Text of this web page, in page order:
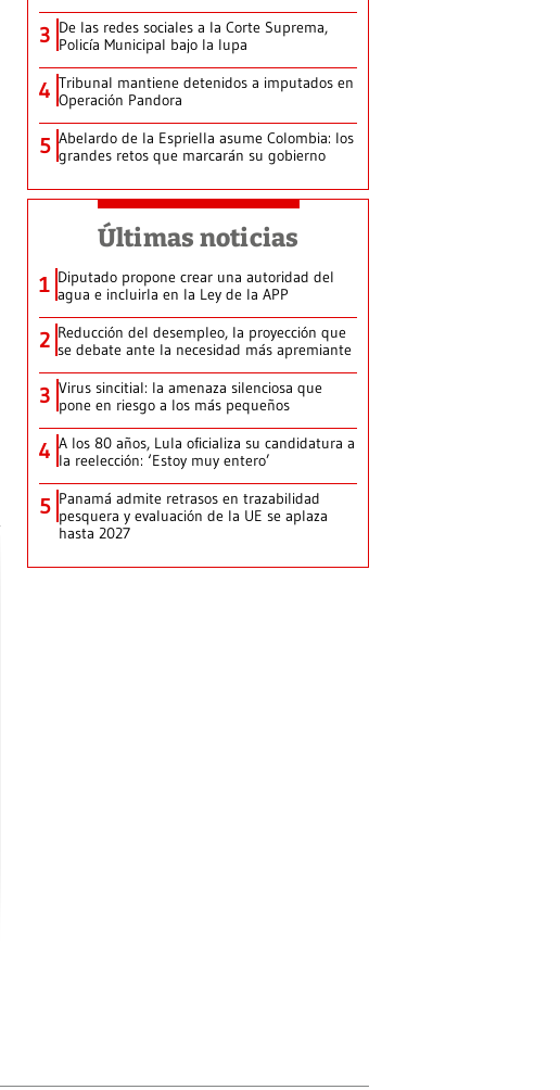
3 De las redes sociales a la Corte Suprema,
Policía Municipal bajo la lupa
4 Tribunal mantiene detenidos a imputados en
Operación Pandora
5 Abelardo de la Espriella asume Colombia: los
grandes retos que marcarán su gobierno
Últimas noticias
1 Diputado propone crear una autoridad del
agua e incluirla en la Ley de la APP
2 Reducción del desempleo, la proyección que
se debate ante la necesidad más apremiante
3 Virus sincitial: la amenaza silenciosa que
pone en riesgo a los más pequeños
4 A los 80 años, Lula oficializa su candidatura a
la reelección: ‘Estoy muy entero’
5 Panamá admite retrasos en trazabilidad
pesquera y evaluación de la UE se aplaza
hasta 2027